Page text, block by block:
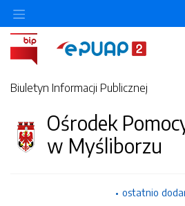
Biuletyn Informacji Publicznej
Ośrodek
w Myśliborzu
ostatnio